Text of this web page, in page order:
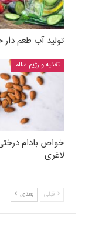
تولید آب طعم دار
تغذیه و رژیم سالم
خواص بادام
لاغری
قبلی بعدی